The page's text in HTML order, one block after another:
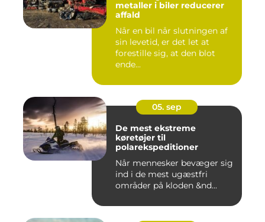
metaller i biler reducerer
affald
Når en bil når slutningen af
sin levetid, er det let at
forestille sig, at den blot
ende...
05. sep
De mest ekstreme
køretøjer til
polarekspeditioner
Når mennesker bevæger sig
ind i de mest ugæstfri
områder på kloden &nd...